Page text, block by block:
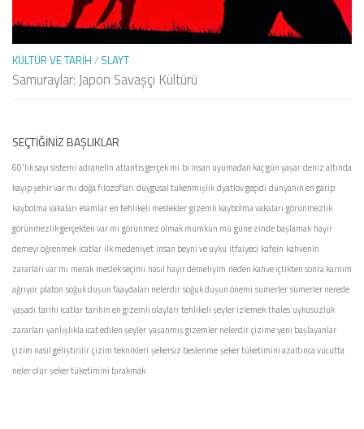
KÜLTÜR VE TARIH / SLAYT
Samuraylar: Japon Savaşçı Kültürü
SEÇTIĞINIZ BAŞLIKLAR
60'lık sayı sistemi adranelin atlantis gerçek mi bi insan uyumadan kaç gün yaşardeniz altında
kayıp şehir var mı doğa filozofları duygusal tükenmişlikdyatlov geçidi dünyanın en garip
kaybolma vakaları elamlaren tehlikeli mesleklergizemli kaybolma vakaları görünmezlik
görünmezlik gerçekten var mı görünmez olmak mümkün mü güne zinde başlamak hayır
demeyi öğrenmek icatlar ilk medenıyet insan beyni ve uyku itfaiyeci kafein kahvenin
zararları var mı merak meslek seçimi nasıl hayır demeliyim neden kahve içtikten sonra karnım
ağrıyor platon soğuk duşun faaydaları nelerdirsoğuk duşun önemi sümerlersümerler nerede
yaşadı tarihi icatlartarihin en gizemli olayları tehlikeli şeyler izlemekthales uykusuzluk
zararları yanlışlıkla icat edilen şeyleryaşanmış gizemler nelerdirçizime yeni başlayanlar
çizim nasıl geliştirilirçizim teknikleri şekersiz beslenmeşeker tüketimini azaltınca vücutta
neler olurşeker tüketimini bırakmak